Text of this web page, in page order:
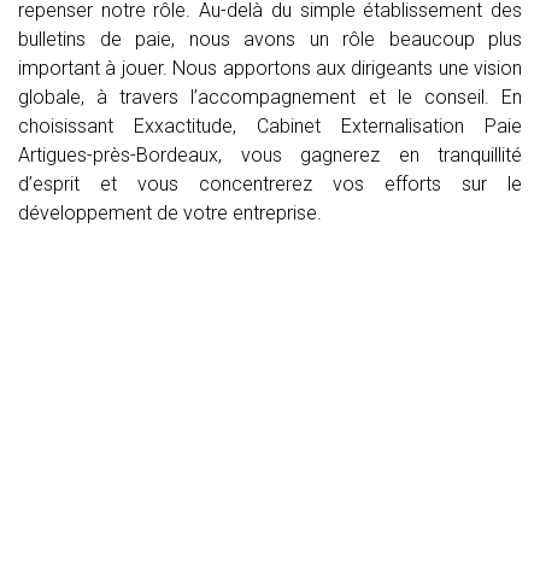
repenser notre rôle. Au-delà du simple établissement des
bulletins de paie, nous avons un rôle beaucoup plus
important à jouer. Nous apportons aux dirigeants une vision
globale, à travers l’accompagnement et le conseil. En
choisissant Exxactitude, Cabinet Externalisation Paie
Artigues-près-Bordeaux, vous gagnerez en tranquillité
d’esprit et vous concentrerez vos efforts sur le
développement de votre entreprise.